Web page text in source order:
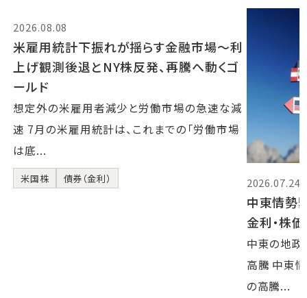
2026.08.08
米雇用統計下振れが揺らす金融市場～利
上げ観測後退とNY株反発、再騰へ動くゴ
ールド
想定外の米雇用者減少と労働市場の急速な減
速 7月の米雇用統計は、これまでの「労働市場
は底...
米国株 債券（金利） 2026.07.24
中東情勢
金利・株
中東の地政
高騰 中東
の高騰...